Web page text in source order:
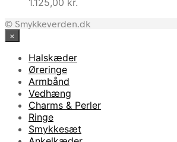
© Smykkeverden.dk
×
Halskæder
Øreringe
Armbånd
Vedhæng
Charms & Perler
Ringe
Smykkesæt